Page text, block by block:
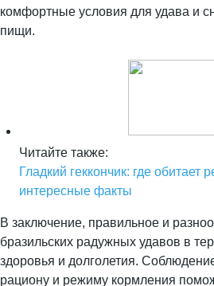
комфортные условия для удава и
пищи.
Читайте также:
Гладкий геккончик: где обитает
интересные факты
В заключение, правильное и
бразильских радужных удавов в
здоровья и долголетия.
рациону и режиму кормления